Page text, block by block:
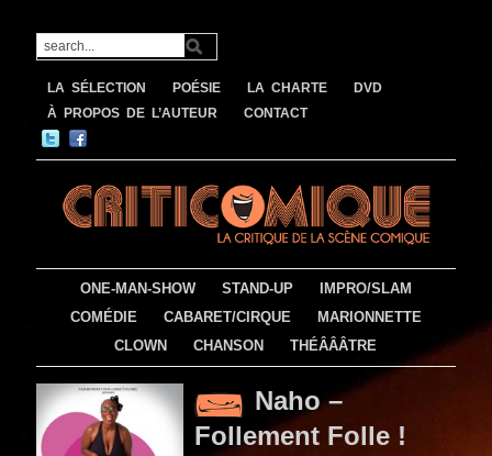
LA SÉLECTION POÉSIE LA CHARTE
DVD
À PROPOS DE L’AUTEUR
CONTACT
ONE-MAN-SHOW STAND-UP
IMPRO/SLAM
COMÉDIE
CABARET/CIRQUE
MARIONNETTE
CLOWN
CHANSON THÉÂÂÂTRE
Naho –
Follement Folle !